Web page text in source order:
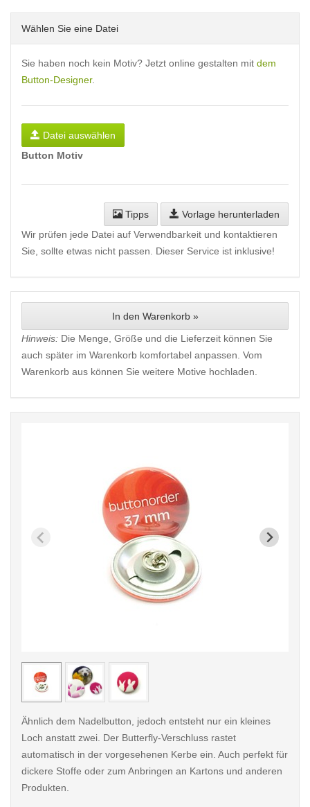
Wählen Sie eine Datei
Sie haben noch kein Motiv? Jetzt online gestalten mit dem
Button-Designer.
Datei auswählen
Button Motiv
Tipps
Vorlage herunterladen
Wir prüfen jede Datei auf Verwendbarkeit und kontaktieren
Sie, sollte etwas nicht passen. Dieser Service ist inklusive!
In den Warenkorb »
Hinweis: Die Menge, Größe und die Lieferzeit können Sie
auch später im Warenkorb komfortabel anpassen. Vom
Warenkorb aus können Sie weitere Motive hochladen.
< /picture>
Ähnlich dem Nadelbutton, jedoch entsteht nur ein kleines
Loch anstatt zwei. Der Butterfly-Verschluss rastet
automatisch in der vorgesehenen Kerbe ein. Auch perfekt für
dickere Stoffe oder zum Anbringen an Kartons und anderen
Produkten.